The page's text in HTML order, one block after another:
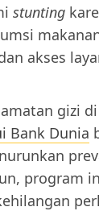
stunting
akses
gizi
Bank Dunia
program